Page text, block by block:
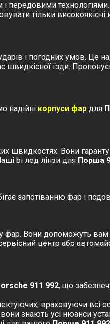
і передовими
тільки
і погодних умов. Це
швидкісної їзди.
надійні корпуси фар для
швидкостях. Вони
bi лед лінзи для Порша
запотіванню фар і
фар. Вони допоможуть
центр або
911 992, що
враховуючи всі
знають усі нюанси